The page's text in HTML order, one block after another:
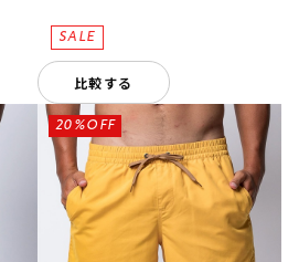
比較する
20%OFF